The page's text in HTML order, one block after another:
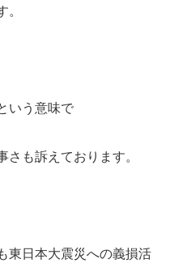
いう意味で
も訴えております。
東日本大震災への義損活